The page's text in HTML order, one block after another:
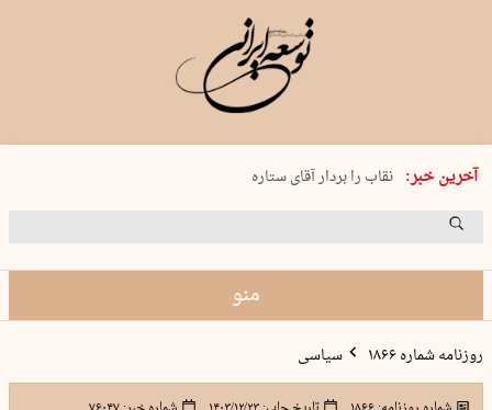
آخرین خبر:
پنجشنبه 15 مرداد 1405 شماره 2243
نقاب را بردار آقای ستاره
کدام فوتبال؟
منو
روزنامه شماره ۱۸۶۶ سیاسی